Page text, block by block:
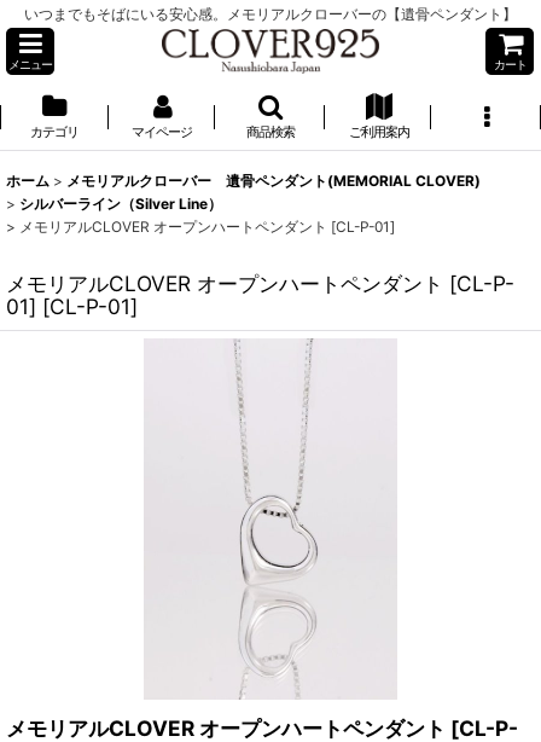
いつまでもそばにいる安心感。メモリアルクローバーの【遺骨ペンダント】
メニュー カート
カテゴリ マイページ 商品検索 ご利用案内
ホーム > メモリアルクローバー 遺骨ペンダント(MEMORIAL CLOVER)
> シルバーライン（Silver Line）
> メモリアルCLOVER オープンハートペンダント [CL-P-01]
メモリアルCLOVER オープンハートペンダント [CL-P-
01] [CL-P-01]
メモリアルCLOVER オープンハートペンダント [CL-P-